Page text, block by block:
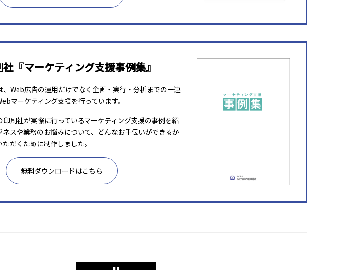
『マーケティング支援事例集』
、Web広告の運用だけでなく企画・実行・分析までの一連
マーケティング支援を行っています。
印刷社が実際に行っているマーケティング支援の事例を紹
ネスや業務のお悩みについて、どんなお手伝いができるか
だくために制作しました。
無料ダウンロードはこちら